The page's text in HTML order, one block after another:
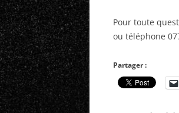
Pour toute
ou téléphone
Partager :